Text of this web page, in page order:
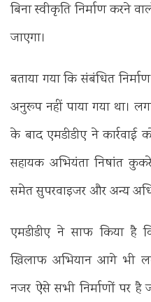
बिना स्वीकृति निर्माण करने
जाएगा।
बताया गया कि संबंधित
अनुरूप नहीं पाया गया था।
के बाद एमडीडीए ने कार्रवाई
सहायक अभियंता निषांत
समेत सुपरवाइजर और अन्य
एमडीडीए ने साफ किया है
खिलाफ अभियान आगे भी
नजर ऐसे सभी निर्माणों पर